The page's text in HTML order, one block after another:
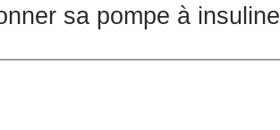
sa pompe à insuline